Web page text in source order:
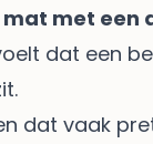
mat met een
dat een
dat vaak